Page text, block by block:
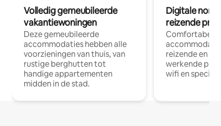
Volledig gemeubileerde
vakantiewoningen
Deze gemeubileerde
accommodaties hebben alle
voorzieningen van thuis, van
rustige berghutten tot
handige appartementen
midden in de stad.
Digitale
reizende
Comfortabele
reizende en
werkende
wifi en